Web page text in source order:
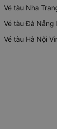
Vé tàu Nha
Vé tàu Đà Nẵng
Vé tàu Hà Nội